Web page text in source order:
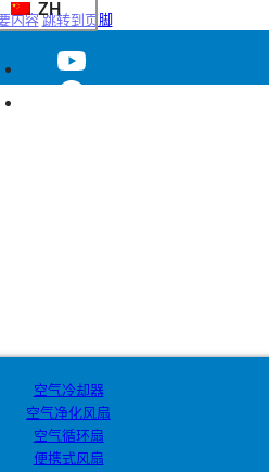
内容跳转到页脚
ZH
空气冷却器
空气净化风扇
空气循环扇
便携式风扇